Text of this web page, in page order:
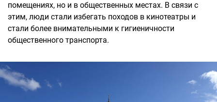
помещениях, но и в общественных местах. В связи с
этим, люди стали избегать походов в кинотеатры и
стали более внимательными к гигиеничности
общественного транспорта.